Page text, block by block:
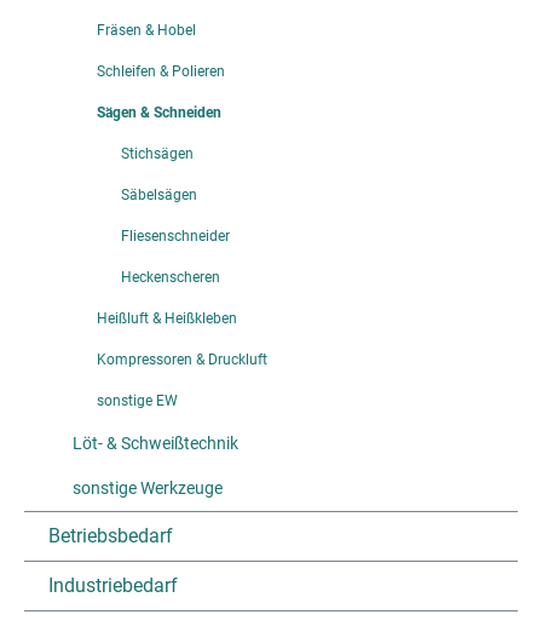
Fräsen & Hobel
Schleifen & Polieren
Sägen & Schneiden
Stichsägen
Säbelsägen
Fliesenschneider
Heckenscheren
Heißluft & Heißkleben
Kompressoren & Druckluft
sonstige EW
Löt- & Schweißtechnik
sonstige Werkzeuge
Betriebsbedarf
Industriebedarf